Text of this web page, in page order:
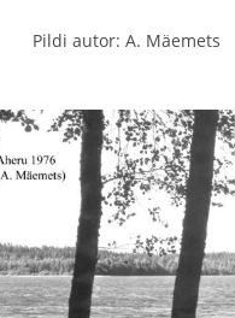
Pildi autor: A. Mäemets